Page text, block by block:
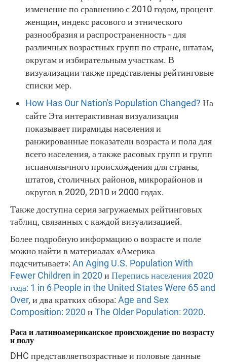
изменение по сравнению с 2010 годом, процент
женщин, индекс расового и этнического
разнообразия и распространенность - для
различных возрастных групп по стране, штатам,
округам и избирательным участкам. В
визуализации также представлены рейтинговые
списки мер.
How Has Our Nation's Population Changed? На
сайте Эта интерактивная визуализация
показывает пирамиды населения и
ранжированные показатели возраста и пола для
всего населения, а также расовых групп и групп
испаноязычного происхождения для страны,
штатов, столичных районов, микрорайонов и
округов в 2020, 2010 и 2000 годах.
Также доступна серия загружаемых рейтинговых
таблиц, связанных с каждой визуализацией.
Более подробную информацию о возрасте и поле
можно найти в материалах «Америка
подсчитывает»: An Aging U.S. Population With
Fewer Children in 2020 и Перепись населения 2020
года: 1 in 6 People in the United States Were 65 and
Over, и два кратких обзора: Age and Sex
Composition: 2020 и The Older Population: 2020.
Раса и латиноамериканское происхождение по возрасту
и полу
DHC представляетвозрастные и половые данные